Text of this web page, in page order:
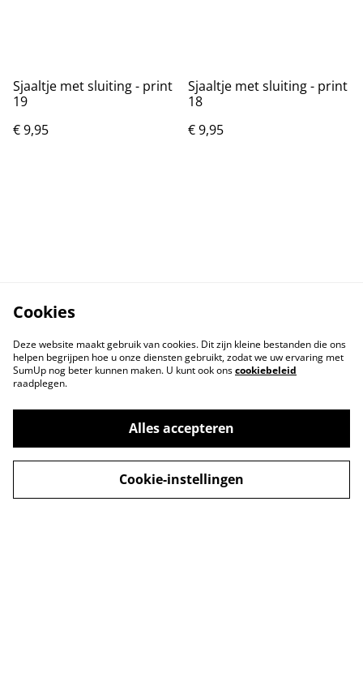
Sjaaltje met sluiting - print
19
€ 9,95
Sjaaltje met sluiting - print
18
€ 9,95
Cookies
Deze website maakt gebruik van cookies. Dit zijn kleine bestanden die ons
helpen begrijpen hoe u onze diensten gebruikt, zodat we uw ervaring met
SumUp nog beter kunnen maken. U kunt ook onscookiebeleid
raadplegen.
Alles accepteren
Cookie-instellingen